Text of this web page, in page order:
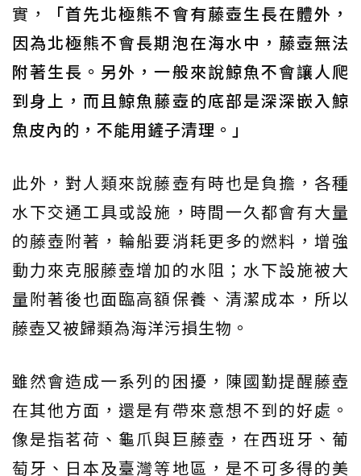
實，
「首先北極熊不會有藤壺生長在體外，
因為北極熊不會長期泡在海水中，藤壺無法
附著生長。另外，一般來說鯨魚不會讓人爬
到身上，而且鯨魚藤壺的底部是深深嵌入鯨
魚皮內的，不能用鏟子清理。」
此外，對人類來說藤壺有時也是負擔，各種
水下交通工具或設施，時間一久都會有大量
的藤壺附著，輪船要消耗更多的燃料，增強
動力來克服藤壺增加的水阻；水下設施被大
量附著後也面臨高額保養、清潔成本，所以
藤壺又被歸類為海洋污損生物。
雖然會造成一系列的困擾，陳國勤提醒藤壺
在其他方面，還是有帶來意想不到的好處。
像是指茗荷、龜爪與巨藤壺，在西班牙、葡
萄牙、日本及臺灣等地區，是不可多得的美